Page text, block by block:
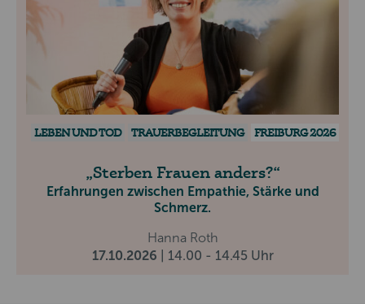
LEBEN UND TOD TRAUERBEGLEITUNG FREIBURG 2026
Sterben Frauen anders?
Erfahrungen zwischen Empathie, Stärke und
Schmerz.
Hanna Roth
17.10.2026
| 14.00 - 14.45 Uhr